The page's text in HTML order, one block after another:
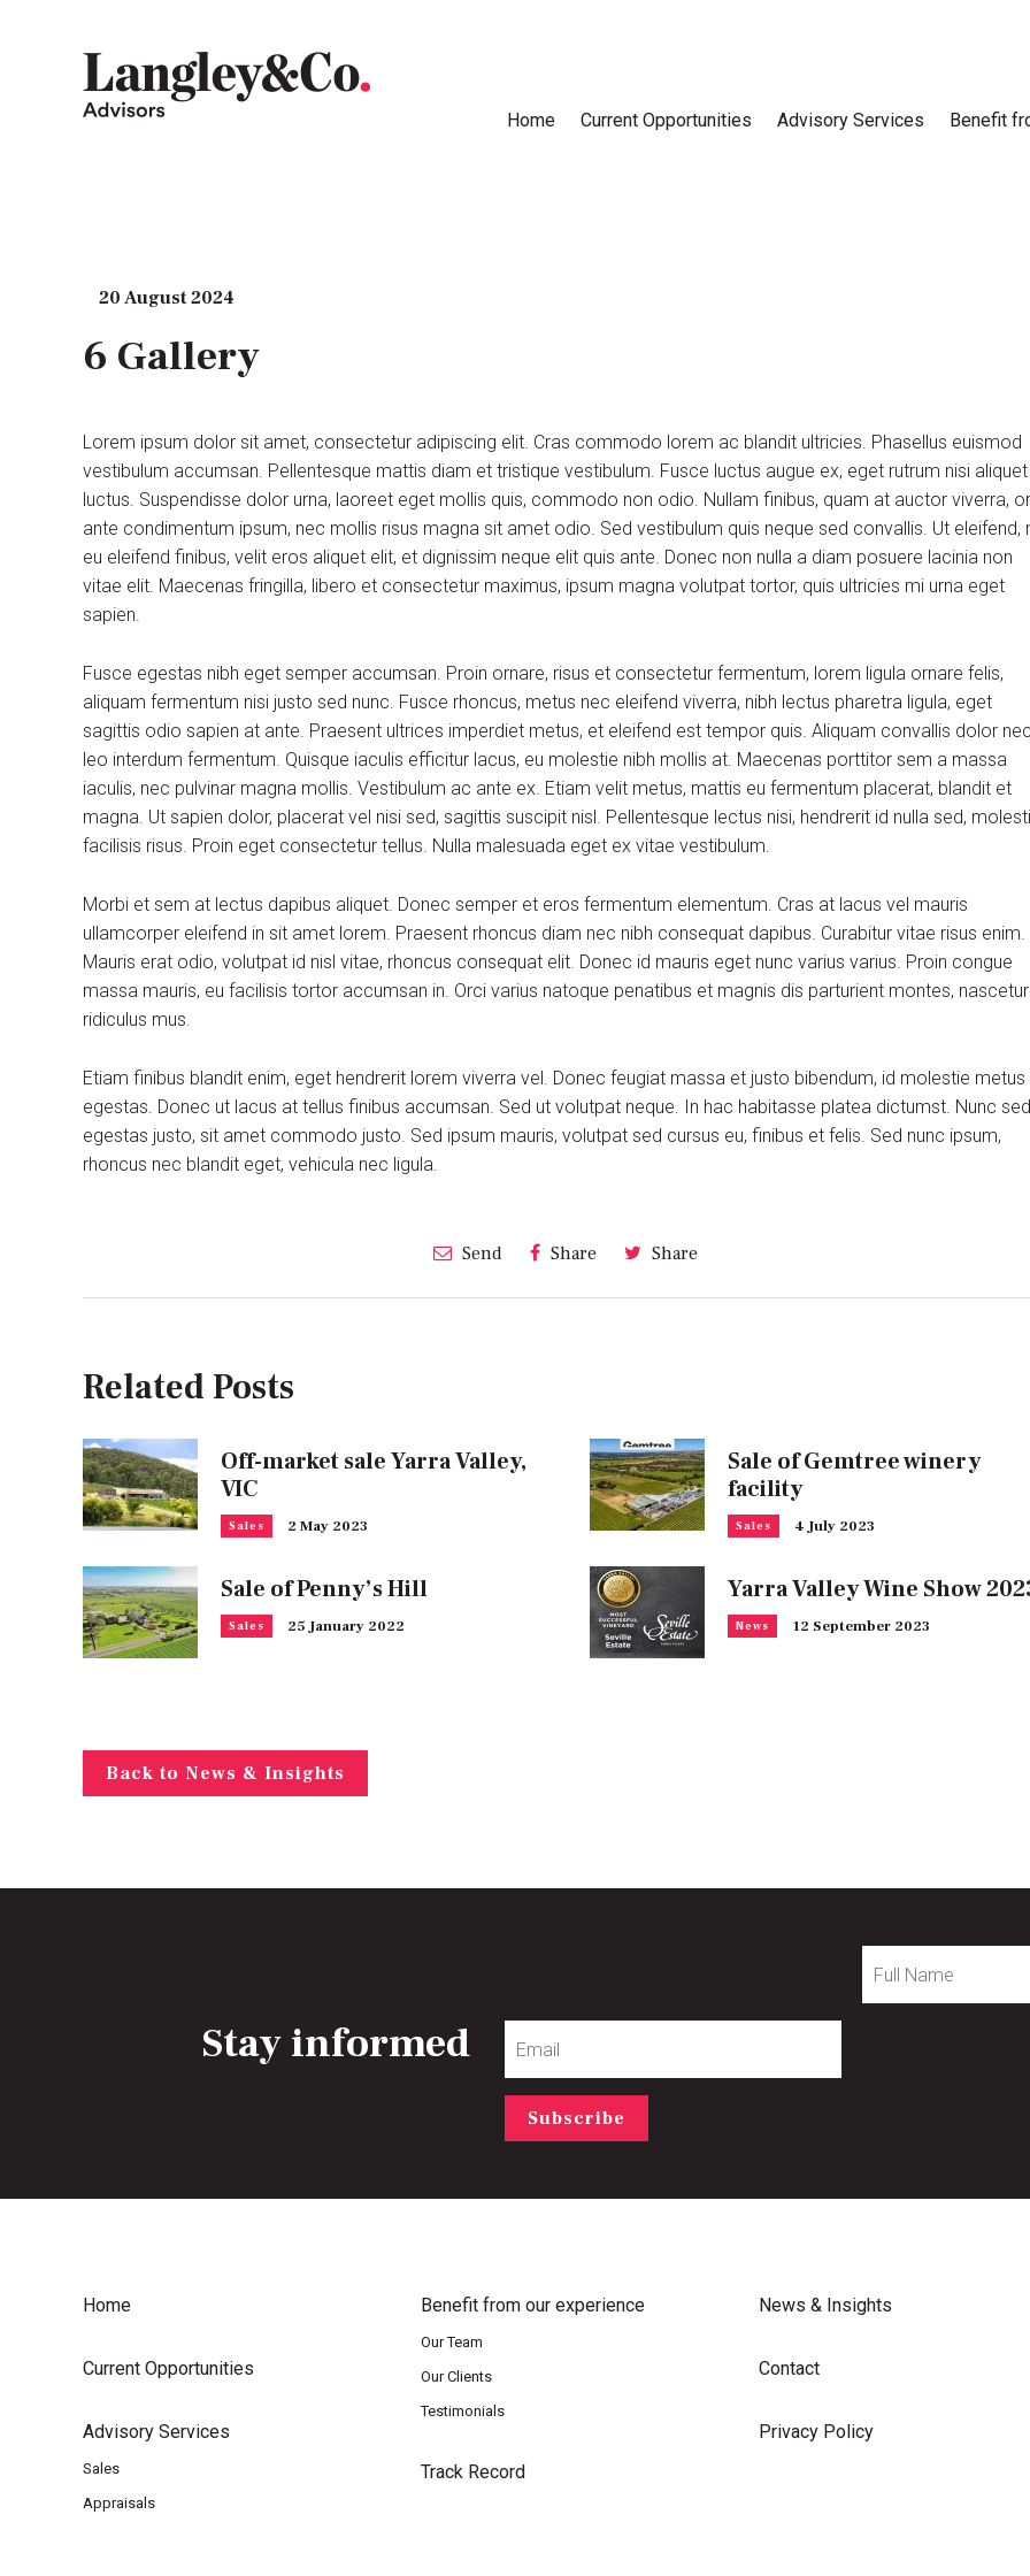
Home Current Opportunities Advisory Services Benefit
20 August 2024
6 Gallery
Lorem ipsum dolor sit amet, consectetur adipiscing elit. Cras commodo lorem ac blandit ultricies. Phasellus euismod
vestibulum accumsan. Pellentesque mattis diam et tristique vestibulum. Fusce luctus augue ex, eget rutrum nisi aliquet
luctus. Suspendisse dolor urna, laoreet eget mollis quis, commodo non odio. Nullam finibus, quam at auctor viverra,
ante condimentum ipsum, nec mollis risus magna sit amet odio. Sed vestibulum quis neque sed convallis. Ut eleifend,
eu eleifend finibus, velit eros aliquet elit, et dignissim neque elit quis ante. Donec non nulla a diam posuere lacinia non
vitae elit. Maecenas fringilla, libero et consectetur maximus, ipsum magna volutpat tortor, quis ultricies mi urna eget
sapien.
Fusce egestas nibh eget semper accumsan. Proin ornare, risus et consectetur fermentum, lorem ligula ornare felis,
aliquam fermentum nisi justo sed nunc. Fusce rhoncus, metus nec eleifend viverra, nibh lectus pharetra ligula, eget
sagittis odio sapien at ante. Praesent ultrices imperdiet metus, et eleifend est tempor quis. Aliquam convallis dolor
leo interdum fermentum. Quisque iaculis efficitur lacus, eu molestie nibh mollis at. Maecenas porttitor sem a massa
iaculis, nec pulvinar magna mollis. Vestibulum ac ante ex. Etiam velit metus, mattis eu fermentum placerat, blandit et
magna. Ut sapien dolor, placerat vel nisi sed, sagittis suscipit nisl. Pellentesque lectus nisi, hendrerit id nulla sed,
facilisis risus. Proin eget consectetur tellus. Nulla malesuada eget ex vitae vestibulum.
Morbi et sem at lectus dapibus aliquet. Donec semper et eros fermentum elementum. Cras at lacus vel mauris
ullamcorper eleifend in sit amet lorem. Praesent rhoncus diam nec nibh consequat dapibus. Curabitur vitae risus enim.
Mauris erat odio, volutpat id nisl vitae, rhoncus consequat elit. Donec id mauris eget nunc varius varius. Proin congue
massa mauris, eu facilisis tortor accumsan in. Orci varius natoque penatibus et magnis dis parturient montes, nascetur
ridiculus mus.
Etiam finibus blandit enim, eget hendrerit lorem viverra vel. Donec feugiat massa et justo bibendum, id molestie metus
egestas. Donec ut lacus at tellus finibus accumsan. Sed ut volutpat neque. In hac habitasse platea dictumst. Nunc sed
egestas justo, sit amet commodo justo. Sed ipsum mauris, volutpat sed cursus eu, finibus et felis. Sed nunc ipsum,
rhoncus nec blandit eget, vehicula nec ligula.
Send Share Share
Related Posts
Off-market sale Yarra Valley,
VIC
Sales 2 May 2023
Sale of Gemtree winery
facility
Sales 4 July 2023
Sale of Penny’s Hill
Sales 25 January 2022
Yarra Valley Wine Show
News 12 September 2023
Back to News & Insights
Stay informed
Name
Subscribe
Home
Current Opportunities
Advisory Services
Sales
Appraisals
Benefit from our experience
Our Team
Our Clients
Testimonials
Track Record
News & Insights
Contact
Privacy Policy